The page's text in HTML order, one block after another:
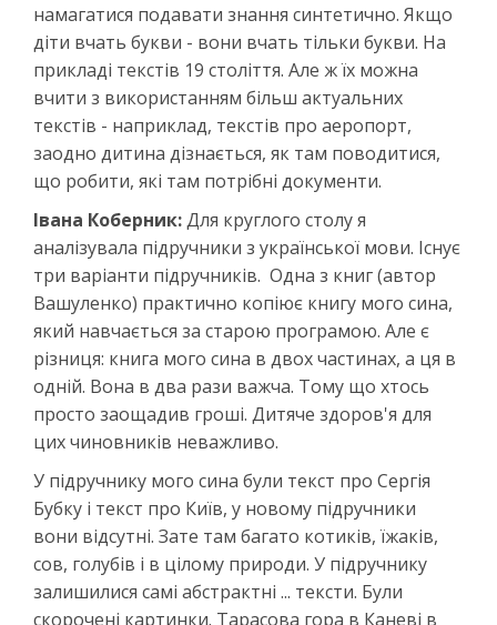
намагатися подавати знання синтетично. Якщо
діти вчать букви - вони вчать тільки букви. На
прикладі текстів 19 століття. Але ж їх можна
вчити з використанням більш актуальних
текстів - наприклад, текстів про аеропорт,
заодно дитина дізнається, як там поводитися,
що робити, які там потрібні документи.
Івана Коберник:Для круглого столу я
аналізувала підручники з української мови. Існує
три варіанти підручників. Одна з книг (автор
Вашуленко) практично копіює книгу мого сина,
який навчається за старою програмою. Але є
різниця: книга мого сина в двох частинах, а ця в
одній. Вона в два рази важча. Тому що хтось
просто заощадив гроші. Дитяче здоров'я для
цих чиновників неважливо.
У підручнику мого сина були текст про Сергія
Бубку і текст про Київ, у новому підручники
вони відсутні. Зате там багато котиків, їжаків,
сов, голубів і в цілому природи. У підручнику
залишилися самі абстрактні ... тексти. Були
скорочені картинки. Тарасова гора в Каневі в